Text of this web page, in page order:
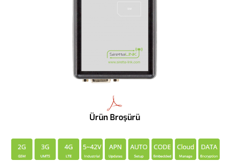
Ürün Broşürü